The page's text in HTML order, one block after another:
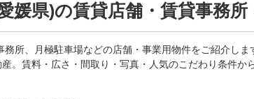
媛県)の賃貸店舗・賃貸事務
所、月極駐車場などの店舗・事業用物件をご紹介し
。賃料・広さ・間取り・写真・人気のこだわり条件